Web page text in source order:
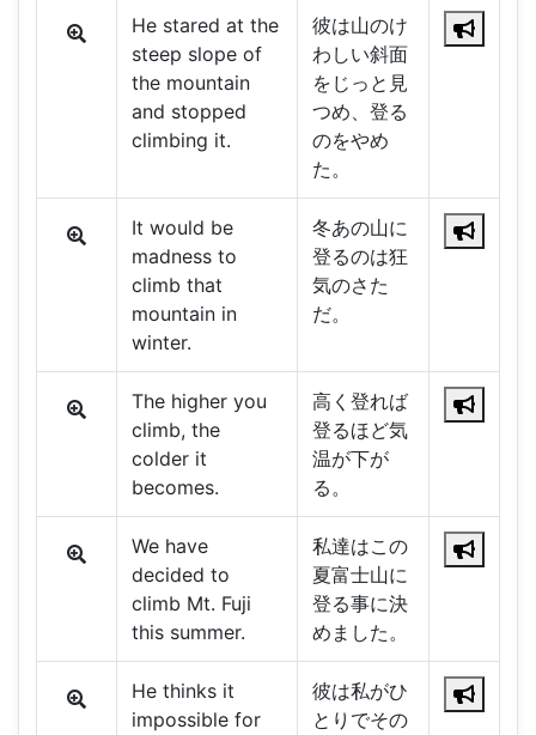
He stared at the
steep slope of
the mountain
and stopped
climbing it.
彼は山のけ
わしい斜面
をじっと見
つめ、登る
のをやめ
た。
It would be
madness to
climb that
mountain in
winter.
冬あの山に
登るのは狂
気のさた
だ。
The higher you
climb, the
colder it
becomes.
高く登れば
登るほど気
温が下が
る。
We have
decided to
climb Mt. Fuji
this summer.
私達はこの
夏富士山に
登る事に決
めました。
He thinks it
impossible for
彼は私がひ
とりでその